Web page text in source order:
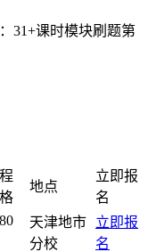
31+课时模块刷题第
地点
立即报
名
天津地市
分校
立即报
名